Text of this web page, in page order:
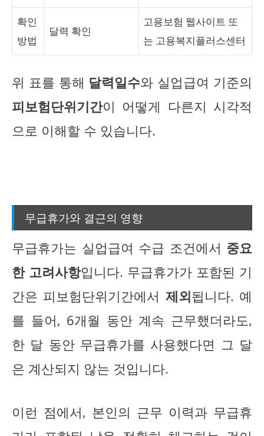
확인
방법
달력 확인
고용보험 웹사이트 또
는 고용복지플러스센터
위 표를 통해 달력일수와 실업급여 기준의
피보험단위기간이 어떻게 다른지 시각적
으로 이해할 수 있습니다.
무급휴가와 결근의 영향
무급휴가는 실업급여 수급 조건에서 중요
한 고려사항입니다. 무급휴가가 포함된 기
간은 피보험단위기간에서 제외됩니다. 예
를 들어, 6개월 동안 계속 근무했더라도,
한 달 동안 무급휴가를 사용했다면 그 달
은 계산되지 않는 것입니다.
이런 점에서, 본인의 근무 이력과 무급휴